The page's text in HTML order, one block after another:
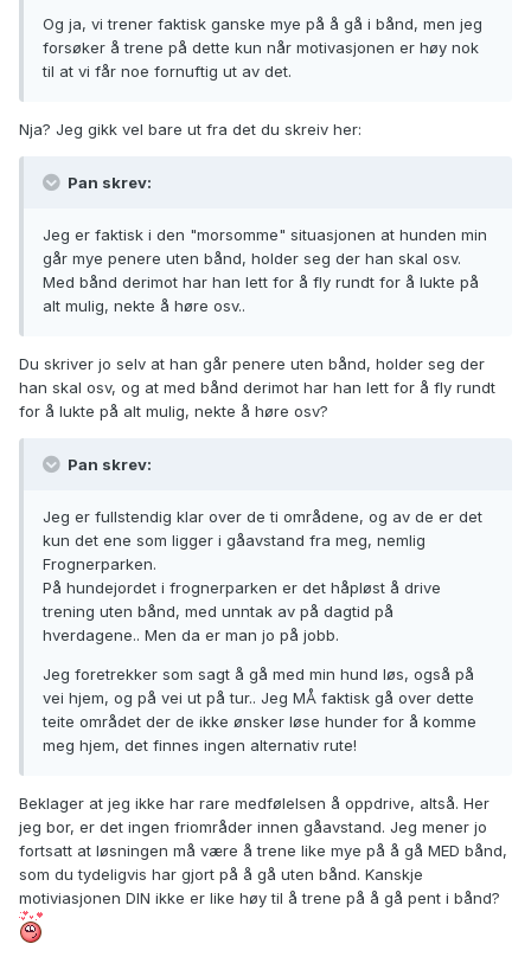
Og ja, vi trener faktisk ganske mye på å gå i bånd, men jeg
forsøker å trene på dette kun når motivasjonen er høy nok
til at vi får noe fornuftig ut av det.
Nja? Jeg gikk vel bare ut fra det du skreiv her:
Pan skrev:
Jeg er faktisk i den "morsomme" situasjonen at hunden min
går mye penere uten bånd, holder seg der han skal osv.
Med bånd derimot har han lett for å fly rundt for å lukte på
alt mulig, nekte å høre osv..
Du skriver jo selv at han går penere uten bånd, holder seg der
han skal osv, og at med bånd derimot har han lett for å fly rundt
for å lukte på alt mulig, nekte å høre osv?
Pan skrev:
Jeg er fullstendig klar over de ti områdene, og av de er det
kun det ene som ligger i gåavstand fra meg, nemlig
Frognerparken.
På hundejordet i frognerparken er det håpløst å drive
trening uten bånd, med unntak av på dagtid på
hverdagene.. Men da er man jo på jobb.
Jeg foretrekker som sagt å gå med min hund løs, også på
vei hjem, og på vei ut på tur.. Jeg MÅ faktisk gå over dette
teite området der de ikke ønsker løse hunder for å komme
meg hjem, det finnes ingen alternativ rute!
Beklager at jeg ikke har rare medfølelsen å oppdrive, altså. Her
jeg bor, er det ingen friområder innen gåavstand. Jeg mener jo
fortsatt at løsningen må være å trene like mye på å gå MED bånd,
som du tydeligvis har gjort på å gå uten bånd. Kanskje
motiviasjonen DIN ikke er like høy til å trene på å gå pent i bånd?